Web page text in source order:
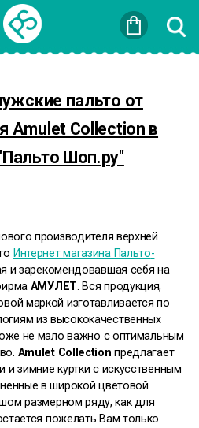
пальто от
Amulet Collection в
Шоп.ру"
производителя верхней
Интернет магазина Пальто-
и зарекомендовавшая себя на
АМУЛЕТ Вся продукция,
маркой изготавливается по
из высококачественных
не мало важно соптимальным
AmuletCollection предлагает
и зимние куртки с искусственным
в широкой цветовой
размерном ряду, как для
пожелать Вам только